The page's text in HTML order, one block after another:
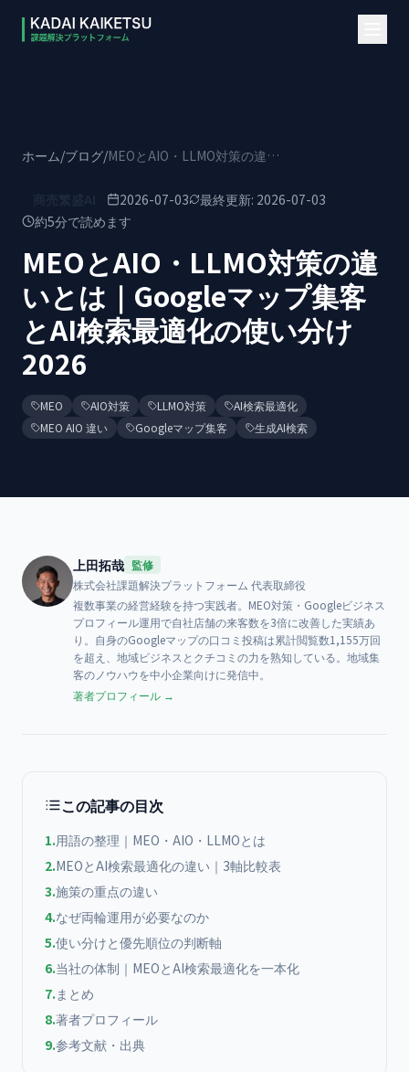
ホーム/ブログ/ MEOとAIO・LLMO対策の違いとは｜Googleマップ集客とAI検索最適化の使い分け2026
2026-07-03 最終更新: 2026-07-03
約5分で読めます
MEOとAIO・LLMO対策の違
いとは｜Googleマップ集客
とAI検索最適化の使い分け
2026
MEO AIO対策 LLMO対策
AI検索最適化
MEO AIO 違い
Googleマップ集客 生成AI検索
上田拓哉 監修
株式会社課題解決プラットフォーム 代表取締役
複数事業の経営経験を持つ実践者。MEO対策・Googleビジネス
プロフィール運用で自社店舗の来客数を3倍に改善した実績あ
り。自身のGoogleマップの口コミ投稿は累計閲覧数1,155万回
を超え、地域ビジネスとクチコミの力を熟知している。地域集
客のノウハウを中小企業向けに発信中。
著者プロフィール →
この記事の目次
1.用語の整理｜MEO・AIO・LLMOとは
2.MEOとAI検索最適化の違い｜3軸比較表
3.施策の重点の違い
4.なぜ両輪運用が必要なのか
5.使い分けと優先順位の判断軸
6.当社の体制｜MEOとAI検索最適化を一本化
7.まとめ
8.著者プロフィール
9.参考文献・出典